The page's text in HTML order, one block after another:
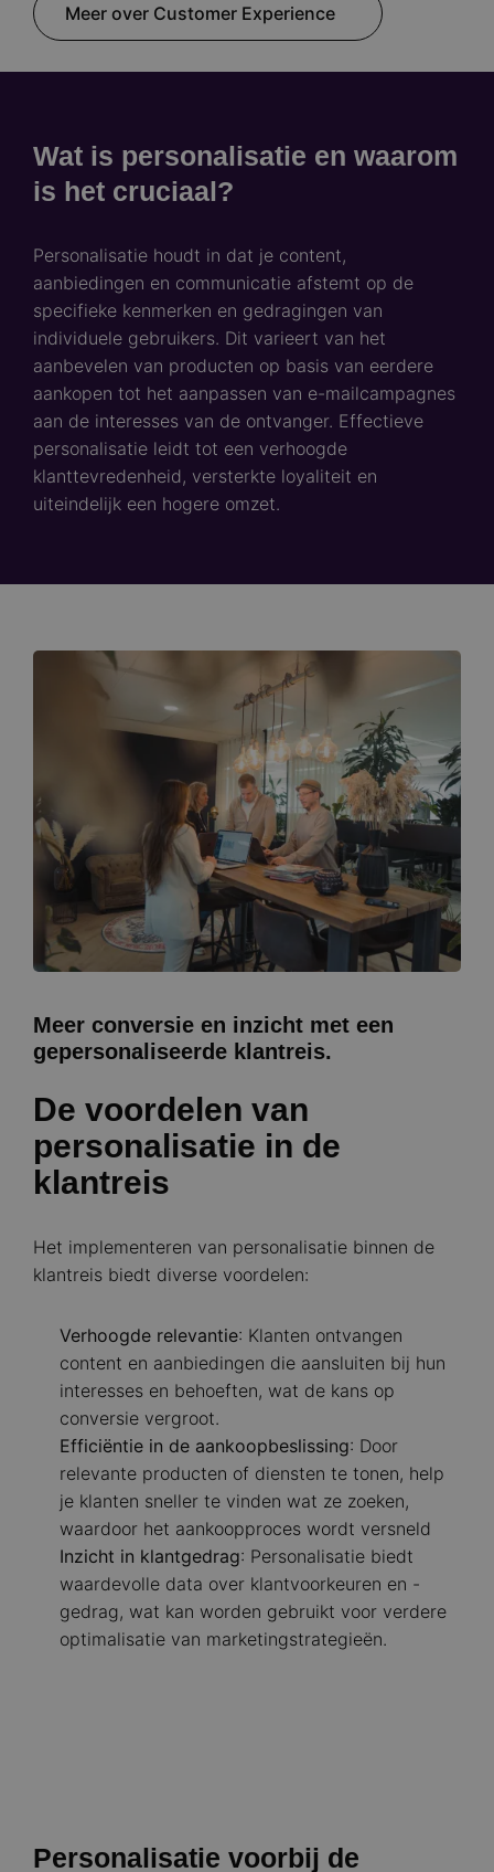
Meer over Customer Experience
Wat is personalisatie en waarom
is het cruciaal?
Personalisatie houdt in dat je content,
aanbiedingen en communicatie afstemt op de
specifieke kenmerken en gedragingen van
individuele gebruikers. Dit varieert van het
aanbevelen van producten op basis van eerdere
aankopen tot het aanpassen van e-mailcampagnes
aan de interesses van de ontvanger. Effectieve
personalisatie leidt tot een verhoogde
klanttevredenheid, versterkte loyaliteit en
uiteindelijk een hogere omzet.​
Meer conversie en inzicht met een
gepersonaliseerde klantreis.
De voordelen van
personalisatie in de
klantreis
Het implementeren van personalisatie binnen de
klantreis biedt diverse voordelen:
Verhoogde relevantie: Klanten ontvangen
content en aanbiedingen die aansluiten bij hun
interesses en behoeften, wat de kans op
conversie vergroot.​
Efficiëntie in de aankoopbeslissing: Door
relevante producten of diensten te tonen, help
je klanten sneller te vinden wat ze zoeken,
waardoor het aankoopproces wordt versneld
Inzicht in klantgedrag: Personalisatie biedt
waardevolle data over klantvoorkeuren en -
gedrag, wat kan worden gebruikt voor verdere
optimalisatie van marketingstrategieën.​
Personalisatie voorbij de